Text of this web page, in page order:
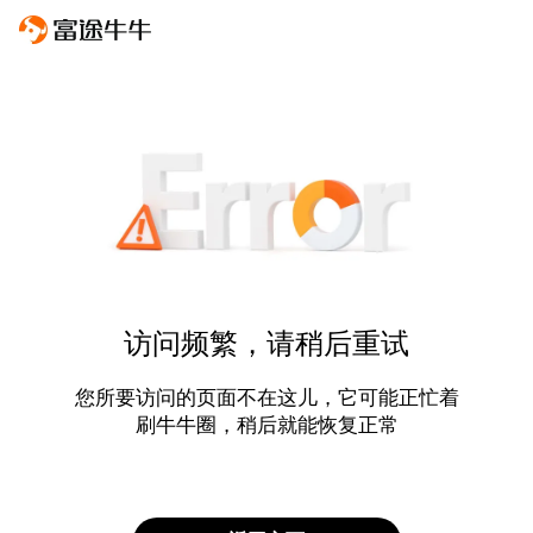
访问频繁，请稍后重试
您所要访问的页面不在这儿，它可能正忙着
刷牛牛圈，稍后就能恢复正常